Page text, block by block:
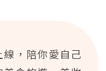
線，陪你愛自己